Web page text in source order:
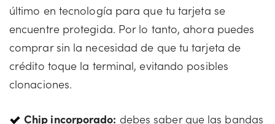
último en tecnología para que tu tarjeta se
encuentre protegida. Por lo tanto, ahora puedes
comprar sin la necesidad de que tu tarjeta de
crédito toque la terminal, evitando posibles
clonaciones.
Chip incorporado: debes saber que las bandas